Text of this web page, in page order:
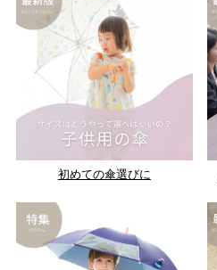
初めての傘選びに